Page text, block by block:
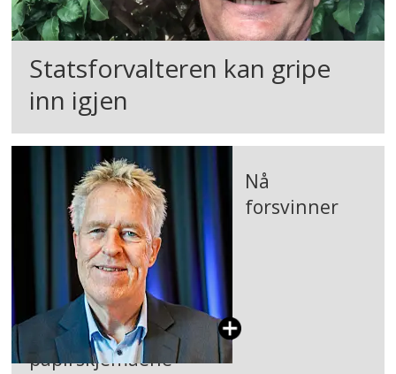
Statsforvalteren kan gripe
inn igjen
Nå
forsvinner
papirskjemaene